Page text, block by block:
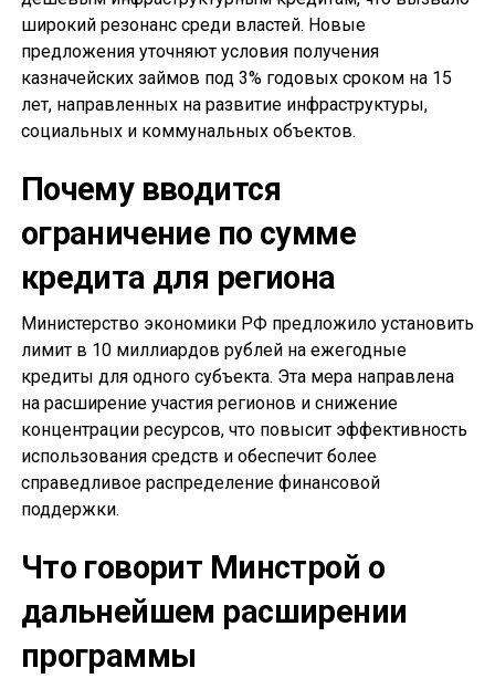
широкий резонанс среди властей. Новые
предложения уточняют условия получения
казначейских займов под 3% годовых сроком на 15
лет, направленных на развитие инфраструктуры,
социальных и коммунальных объектов.
Почему вводится
ограничение по сумме
кредита для региона
Министерство экономики РФ предложило установить
лимит в 10 миллиардов рублей на ежегодные
кредиты для одного субъекта. Эта мера направлена
на расширение участия регионов и снижение
концентрации ресурсов, что повысит эффективность
использования средств и обеспечит более
справедливое распределение финансовой
поддержки.
Что говорит Минстрой о
дальнейшем расширении
программы